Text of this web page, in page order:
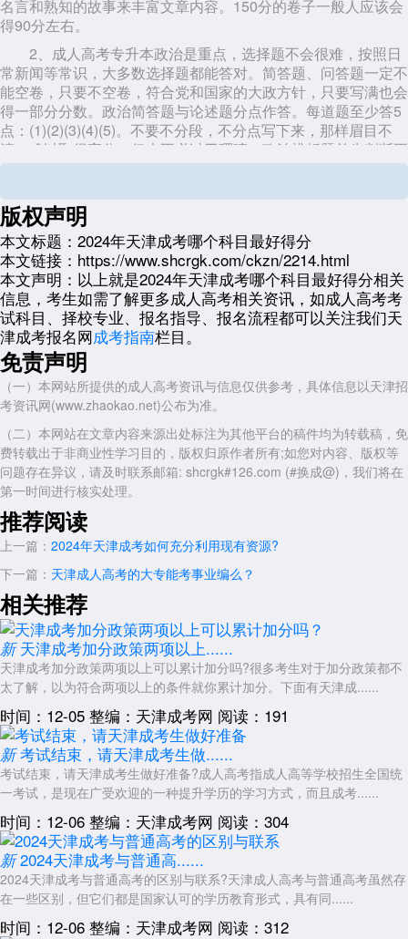
名言和熟知的故事来丰富文章内容。150分的卷子一般人应该会
得90分左右。
2、成人高考专升本政治是重点，选择题不会很难，按照日
常新闻等常识，大多数选择题都能答对。简答题、问答题一定不
能空卷，只要不空卷，符合党和国家的大政方针，只要写满也会
得一部分分数。政治简答题与论述题分点作答。每道题至少答5
点：(1)(2)(3)(4)(5)。不要不分段，不分点写下来，那样眉目不
清，难以取得高分，但也不必过于啰嗦。政治辨析题首先判断正
确或错误，然后说明理由。80分应该不难。
3、数学这几年选择题占比重都很大，拿不准的题选择答案
是要有技巧，最好都选A或都选C,但务必拿出几道题选其他(比如
共30道题，你25道选A,任选其他5道选其他答案但不能都选一样
的，以免雷同)，以免判零分。
4、英语选择题答题办法同数学，英语书面表达(作文)有题
目的先把题目写上，有开头和结尾的要把开头和结尾抄上，中间
的内容如果实在不会，就去阅读理解里抄一段文章。
展开全文
版权声明
本文标题： 2024年天津成考哪个科目最好得分
本文链接： https://www.shcrgk.com/ckzn/2214.html
本文声明： 以上就是2024年天津成考哪个科目最好得分相关
信息，考生如需了解更多成人高考相关资讯，如成人高考考
试科目、择校专业、报名指导、报名流程都可以关注我们天
津成考报名网成考指南栏目。
免责声明
（一）本网站所提供的成人高考资讯与信息仅供参考，具体信息以天津招
考资讯网(www.zhaokao.net)公布为准。
（二）本网站在文章内容来源出处标注为其他平台的稿件均为转载稿，免
费转载出于非商业性学习目的，版权归原作者所有;如您对内容、版权等
问题存在异议，请及时联系邮箱: shcrgk#126.com (#换成@)，我们将在
第一时间进行核实处理。
推荐阅读
上一篇： 2024年天津成考如何充分利用现有资源?
下一篇： 天津成人高考的大专能考事业编么？
相关推荐
新 天津成考加分政策两项以上......
天津成考加分政策两项以上可以累计加分吗?很多考生对于加分政策都不
太了解，以为符合两项以上的条件就你累计加分。下面有天津成......
时间：12-05 整编：天津成考网 阅读：191
新 考试结束，请天津成考生做......
考试结束，请天津成考生做好准备?成人高考指成人高等学校招生全国统
一考试，是现在广受欢迎的一种提升学历的学习方式，而且成考......
时间：12-06 整编：天津成考网 阅读：304
新 2024天津成考与普通高......
2024天津成考与普通高考的区别与联系?天津成人高考与普通高考虽然存
在一些区别，但它们都是国家认可的学历教育形式，具有同......
时间：12-06 整编：天津成考网 阅读：312